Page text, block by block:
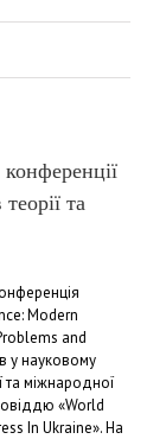
та
Modern
and
у науковому
та міжнародної
«World
In Ukraine». На